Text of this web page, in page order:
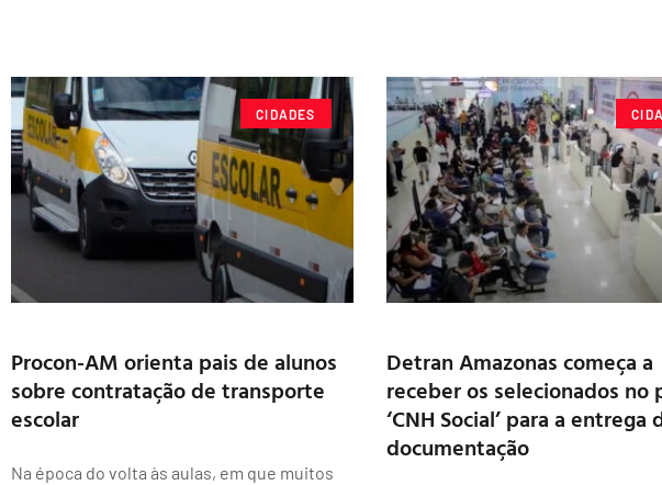
CIDADES
Procon-AM orienta pais de alunos
sobre contratação de transporte
escolar
Na época do volta às aulas, em que muitos
Detran Amazonas começa a
receber os selecionados no
‘CNH Social’ para a entrega
documentação